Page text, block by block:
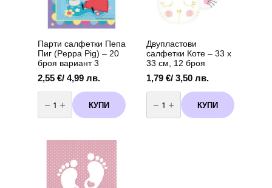
Парти салфетки Пепа
Пиг (Peppa Pig) – 20
броя вариант 3
2,55 €/ 4,99 лв.
количество
за
Парти
салфетки
(Peppa
Pig)
броя
вариант
КУПИ
Двупластови
салфетки Коте – 33 х
33 см, 12 броя
1,79 €/ 3,50 лв.
количество
за
Двупластови
салфетки
КУПИ